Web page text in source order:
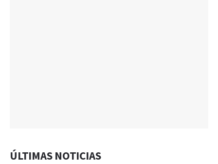
ÚLTIMAS NOTICIAS